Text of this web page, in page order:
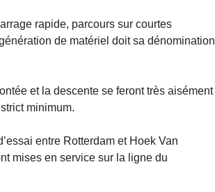
rapide, parcours sur courtes
de matériel doit sa dénomination
et la descente se feront très aisément
minimum.
entre Rotterdam et Hoek Van
mises en service sur la ligne du